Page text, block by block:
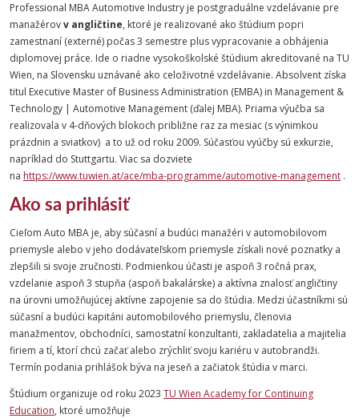
Professional MBA Automotive Industry je postgraduálne vzdelávanie pre
manažérovv angličtine, ktoré je realizované ako štúdium popri
zamestnaní (externé) počas 3 semestre plus vypracovanie a obhájenia
diplomovej práce. Ide o riadne vysokoškolské štúdium akreditované na TU
Wien, na Slovensku uznávané ako celoživotné vzdelávanie. Absolvent získa
titul Executive Master of Business Administration (EMBA) in Management &
Technology | Automotive Management (ďalej MBA). Priama výučba sa
realizovala v 4-dňových blokoch približne raz za mesiac (s výnimkou
prázdnin a sviatkov) a to už od roku 2009. Súčasťou vyúčby sú exkurzie,
napríklad do Stuttgartu. Viac sa dozviete
na https://www.tuwien.at/ace/mba-programme/automotive-management .
Ako sa prihlásiť
Cieľom Auto MBA je, aby súčasní a budúci manažéri v automobilovom
priemysle alebo v jeho dodávateľskom priemysle získali nové poznatky a
zlepšili si svoje zručnosti. Podmienkou účasti je aspoň 3 ročná prax,
vzdelanie aspoň 3 stupňa (aspoň bakalárske) a aktívna znalosť angličtiny
na úrovni umožňujúcej aktívne zapojenie sa do štúdia. Medzi účastníkmi sú
súčasní a budúci kapitáni automobilového priemyslu, členovia
manažmentov, obchodníci, samostatní konzultanti, zakladatelia a majitelia
firiem a tí, ktorí chcú začať alebo zrýchliť svoju kariéru v autobrandži.
Termín podania prihlášok býva na jeseň a začiatok štúdia v marci.
Štúdium organizuje od roku 2023 TU Wien Academy for Continuing
Education, ktoré umožňuje